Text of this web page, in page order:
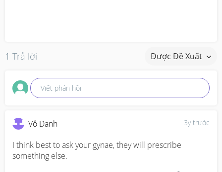
1 Trả lời Được Đề Xuất
Viết phản hồi
3y trước
Vô Danh
I think best to ask your gynae, they will prescribe
something else.